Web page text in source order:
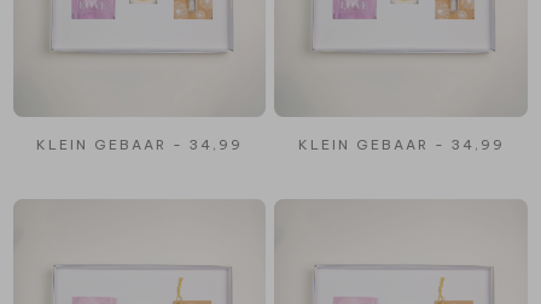
KLEIN GEBAAR - 34,99 KLEIN GEBAAR - 34,99